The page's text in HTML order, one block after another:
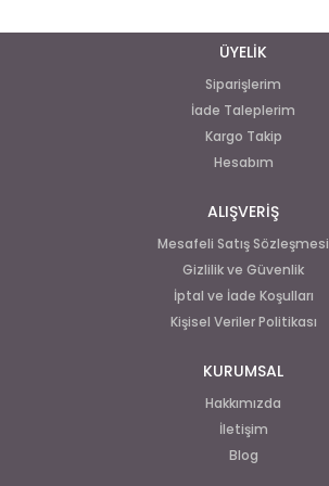
ÜYELİK
Siparişlerim
İade Taleplerim
Kargo Takip
Hesabım
ALIŞVERİŞ
Mesafeli Satış Sözleşmesi
Gizlilik ve Güvenlik
İptal ve İade Koşulları
Kişisel Veriler Politikası
KURUMSAL
Hakkımızda
İletişim
Blog